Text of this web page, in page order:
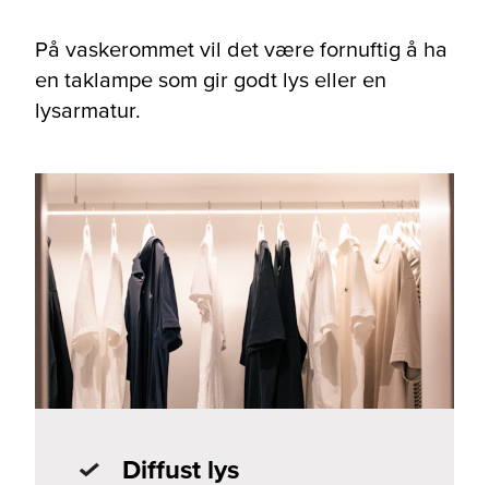
På vaskerommet vil det være fornuftig å ha
en taklampe som gir godt lys eller en
lysarmatur.
Diffust lys